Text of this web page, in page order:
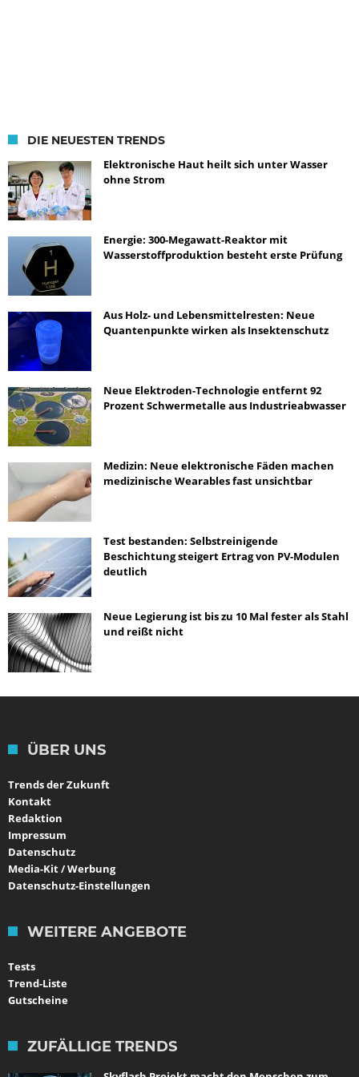
DIE NEUESTEN TRENDS
Elektronische Haut heilt sich unter Wasser
ohne Strom
Energie: 300-Megawatt-Reaktor mit
Wasserstoffproduktion besteht erste Prüfung
Aus Holz- und Lebensmittelresten: Neue
Quantenpunkte wirken als Insektenschutz
Neue Elektroden-Technologie entfernt 92
Prozent Schwermetalle aus Industrieabwasser
Medizin: Neue elektronische Fäden machen
medizinische Wearables fast unsichtbar
Test bestanden: Selbstreinigende
Beschichtung steigert Ertrag von PV-Modulen
deutlich
Neue Legierung ist bis zu 10 Mal fester als Stahl
und reißt nicht
ÜBER UNS
Trends der Zukunft
Kontakt
Redaktion
Impressum
Datenschutz
Media-Kit / Werbung
Datenschutz-Einstellungen
WEITERE ANGEBOTE
Tests
Trend-Liste
Gutscheine
ZUFÄLLIGE TRENDS